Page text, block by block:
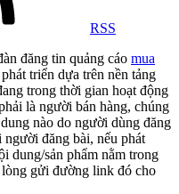
RSS
đăng tin quảng cáo mua
triển dựa trên nền tảng
trong thời gian hoạt động
là người bán hàng, chúng
nào do người dùng đăng
đăng bài, nếu phát
dung/sản phẩm nằm trong
gửi đường link đó cho